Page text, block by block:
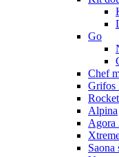
Go
Chef
Grifos
Rocket
Alpina
Agora
Saona